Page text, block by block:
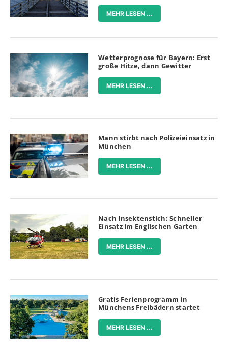
MEHR LESEN ...
Wetterprognose für Bayern: Erst
große Hitze, dann Gewitter
MEHR LESEN ...
Mann stirbt nach Polizeieinsatz in
München
MEHR LESEN ...
Nach Insektenstich: Schneller
Einsatz im Englischen Garten
MEHR LESEN ...
Gratis Ferienprogramm in
Münchens Freibädern startet
MEHR LESEN ...